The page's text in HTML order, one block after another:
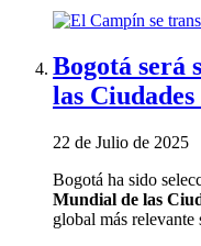
Bogotá será
las
22 de Julio de 2025
Bogotá ha sido
Mundial de las
global más relevante